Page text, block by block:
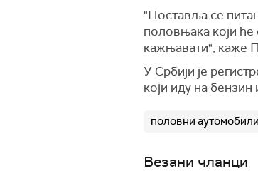
"Поставља се
половњака који
кажњавати", каже
У Србији је
који иду на бензин
половни аутомобили
Везани чланци